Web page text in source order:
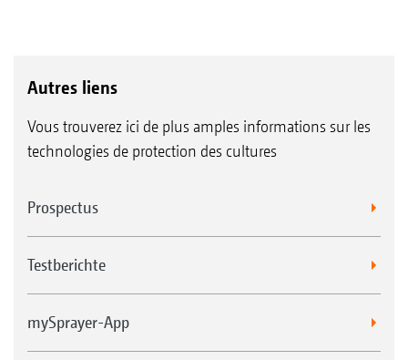
Autres liens
Vous trouverez ici de plus amples informations sur les
technologies de protection des cultures
Prospectus
Testberichte
mySprayer-App